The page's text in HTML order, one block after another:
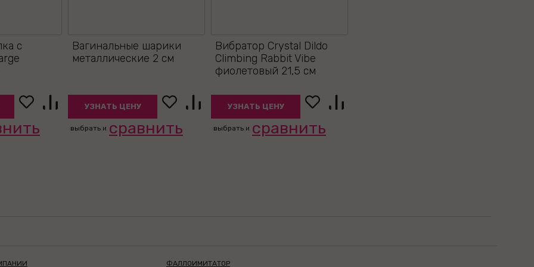
с
Вагинальные шарики
металлические 2 см
УЗНАТЬ ЦЕНУ
выбрать и сравнить
Вибратор Crystal Dildo
Climbing Rabbit Vibe
фиолетовый 21,5 см
УЗНАТЬ ЦЕНУ
выбрать и сравнить
ФАЛЛОИМИТАТОР